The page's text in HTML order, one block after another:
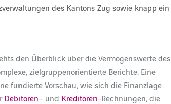
des Kantons Zug sowie knapp ein
den Überblick über die Vermögenswerte des
zielgruppenorientierte Berichte. Eine
fundierte Vorschau, wie sich die Finanzlage
Debitoren– und Kreditoren-Rechnungen, die